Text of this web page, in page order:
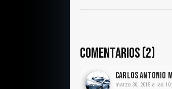
COMENTARIOS (2)
CARLOS ANTONIO
marzo 30, 2015 a las